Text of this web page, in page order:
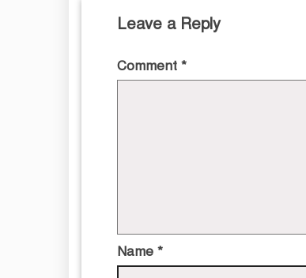
Leave a Reply
Comment *
Name *